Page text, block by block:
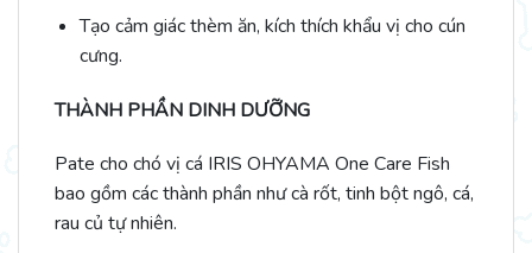
Tạo cảm giác thèm ăn, kích thích khẩu vị cho cún
cưng.
THÀNH PHẦN DINH DƯỠNG
Pate cho chó vị cá IRIS OHYAMA One Care Fish
bao gồm các thành phần như cà rốt, tinh bột ngô, cá,
rau củ tự nhiên.